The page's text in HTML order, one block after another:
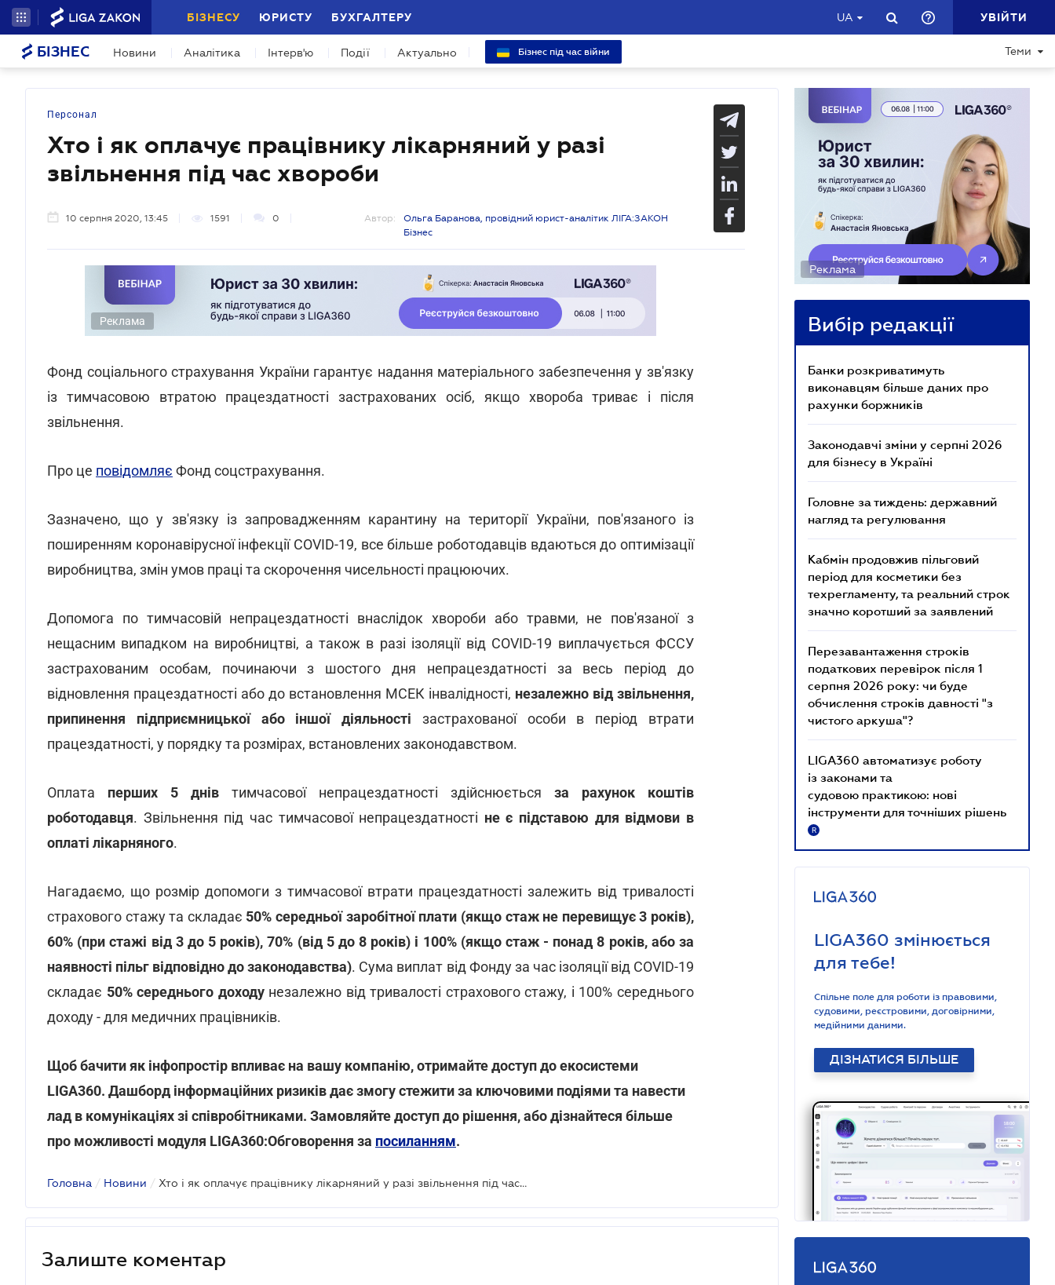
БІЗНЕСУ ЮРИСТУ БУХГАЛТЕРУ UA УВІЙТИ
БІЗНЕС Новини Аналітика Інтерв'ю Події Актуально Бізнес під час війни Теми
Персонал
Хто і як оплачує працівнику лікарняний у разі
звільнення під час хвороби
10 серпня 2020, 13:45 1591 0 Автор:
Ольга Баранова, провідний юрист-аналітик ЛІГА:ЗАКОН
Бізнес
Реклама
Фонд соціального страхування України гарантує надання матеріального забезпечення у зв'язку
із тимчасовою втратою працездатності застрахованих осіб, якщо хвороба триває і після
звільнення.
Про це повідомляє Фонд соцстрахування.
Зазначено, що у зв'язку із запровадженням карантину на території України, пов'язаного із
поширенням коронавірусної інфекції COVID-19, все більше роботодавців вдаються до оптимізації
виробництва, змін умов праці та скорочення чисельності працюючих.
Допомога по тимчасовій непрацездатності внаслідок хвороби або травми, не пов'язаної з
нещасним випадком на виробництві, а також в разі ізоляції від COVID-19 виплачується ФССУ
застрахованим особам, починаючи з шостого дня непрацездатності за весь період до
відновлення працездатності або до встановлення МСЕК інвалідності, незалежно від звільнення,
припинення підприємницької або іншої діяльності застрахованої особи в період втрати
працездатності, у порядку та розмірах, встановлених законодавством.
Оплата перших 5 днів тимчасової непрацездатності здійснюється за рахунок коштів
роботодавця. Звільнення під час тимчасової непрацездатності не є підставою для відмови в
оплаті лікарняного.
Нагадаємо, що розмір допомоги з тимчасової втрати працездатності залежить від тривалості
страхового стажу та складає 50% середньої заробітної плати (якщо стаж не перевищує 3 років),
60% (при стажі від 3 до 5 років), 70% (від 5 до 8 років) і 100% (якщо стаж - понад 8 років, або за
наявності пільг відповідно до законодавства). Сума виплат від Фонду за час ізоляції від COVID-19
складає 50% середнього доходунезалежно від тривалості страхового стажу, і 100% середнього
доходу - для медичних працівників.
Щоб бачити як інфопростір впливає на вашу компанію, отримайте доступ до екосистеми
LIGA360. Дашборд інформаційних ризиків дає змогу стежити за ключовими подіями та навести
лад в комунікаціях зі співробітниками. Замовляйте доступ до рішення, або дізнайтеся більше
про можливості модуля LIGA360:Обговорення за посиланням.
Головна / Новини / Хто і як оплачує працівнику лікарняний у разі звільнення під час хвороби
Залиште коментар
Реклама
Вибір редакції
Банки розкриватимуть
виконавцям більше даних про
рахунки боржників
Законодавчі зміни у серпні 2026
для бізнесу в Україні
Головне за тиждень: державний
нагляд та регулювання
Кабмін продовжив пільговий
період для косметики без
техрегламенту, та реальний строк
значно коротший за заявлений
Перезавантаження строків
податкових перевірок після 1
серпня 2026 року: чи буде
обчислення строків давності "з
чистого аркуша"?
LIGA360 автоматизує роботу
із законами та
судовою практикою: нові
інструменти для точніших рішень
R
LIGA360 змінюється
для тебе!
Спільне поле для роботи із правовими,
судовими, реєстровими, договірними,
медійними даними.
ДІЗНАТИСЯ БІЛЬШЕ